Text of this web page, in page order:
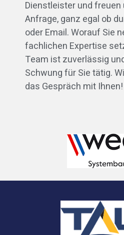
Dienstleister und freuen
Anfrage, ganz egal ob
oder Email. Worauf Sie
fachlichen Expertise
Team ist zuverlässig
Schwung für Sie tätig.
das Gespräch mit Ihnen!